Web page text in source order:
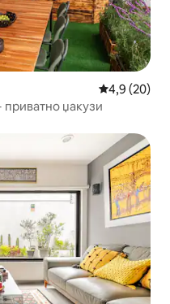
Просечна
4,9 (20)
џакузи